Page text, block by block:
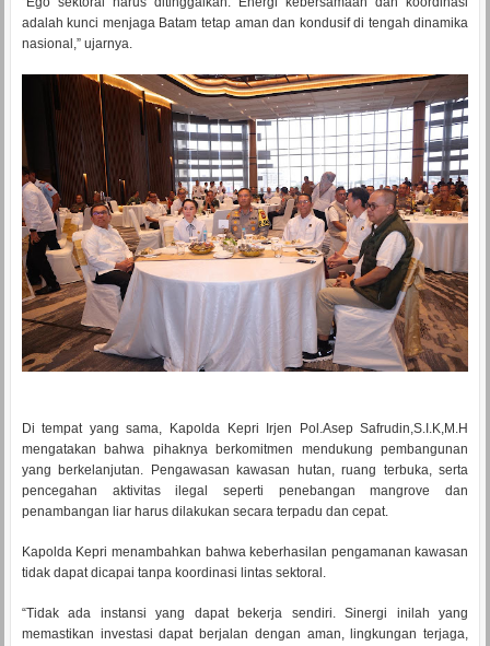
adalah kunci menjaga Batam tetap aman dan kondusif di tengah dinamika
nasional,” ujarnya.
Di tempat yang sama, Kapolda Kepri Irjen Pol.Asep Safrudin,S.I.K,M.H
mengatakan bahwa pihaknya berkomitmen mendukung pembangunan
yang berkelanjutan. Pengawasan kawasan hutan, ruang terbuka, serta
pencegahan aktivitas ilegal seperti penebangan mangrove dan
penambangan liar harus dilakukan secara terpadu dan cepat.
Kapolda Kepri menambahkan bahwa keberhasilan pengamanan kawasan
tidak dapat dicapai tanpa koordinasi lintas sektoral.
“Tidak ada instansi yang dapat bekerja sendiri. Sinergi inilah yang
memastikan investasi dapat berjalan dengan aman, lingkungan terjaga,